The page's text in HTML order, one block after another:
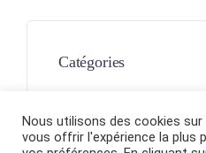
Catégories
Mixité Parité
Nous utilisons des cookies
vous offrir l'expérience la plus